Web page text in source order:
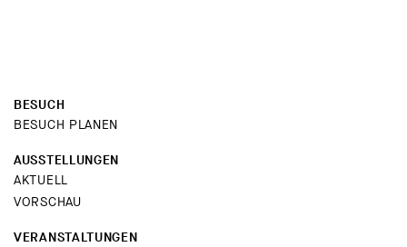
BESUCH
BESUCH PLANEN
AUSSTELLUNGEN
AKTUELL
VORSCHAU
VERANSTALTUNGEN